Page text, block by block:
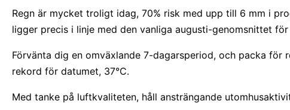
Regn är mycket troligt idag, 70% risk med upp till 6 mm i
ligger precis i linje med den vanliga augusti-genomsnittet för
Förvänta dig en omväxlande 7-dagarsperiod, och packa för
rekord för datumet, 37°C.
Med tanke på luftkvaliteten, håll ansträngande